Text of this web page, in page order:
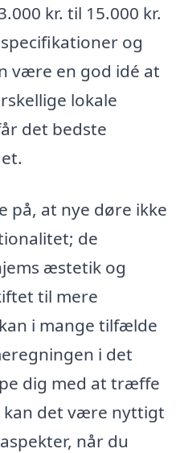
kr. til 15.000 kr.
og
være en god idé at
lokale
det bedste
på, at nye døre ikke
de
æstetik og
til mere
i mange tilfælde
i det
dig med at træffe
det være nyttigt
når du